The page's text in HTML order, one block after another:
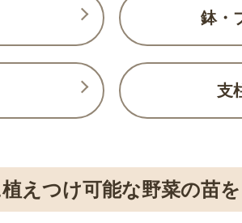
鉢・
支
えつけ可能な野菜の苗